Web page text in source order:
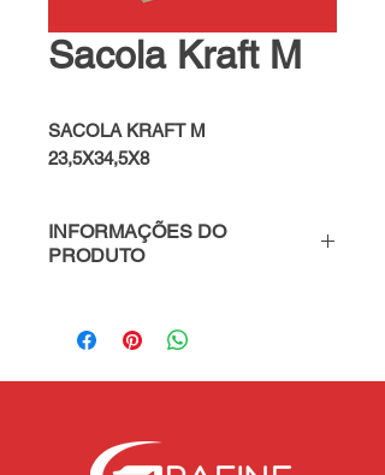
Sacola Kraft M
SACOLA KRAFT M
23,5X34,5X8
INFORMAÇÕES DO
PRODUTO
FALE CONOSCO - WhatsApp